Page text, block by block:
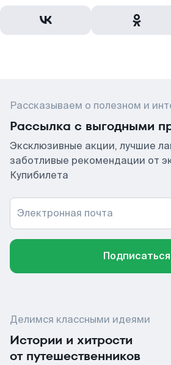
Рассказываем о полезном и
Рассылка с выгодными
Эксклюзивные акции, лучшие
заботливые рекомендации от
Купибилета
Электронная почта
Подписаться
Делимся классными идеями
Истории и хитрости
от путешественников